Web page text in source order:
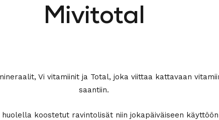
Mivitotal
Vi vitamiinit ja Total, joka viittaa kattavaan
saantiin.
koostetut ravintolisät niin jokapäiväiseen